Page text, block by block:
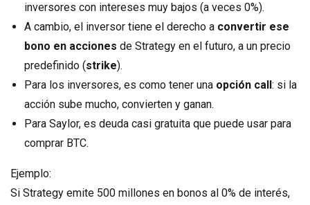
inversores con intereses muy bajos (a veces 0%).
A cambio, el inversor tiene el derecho a convertir ese
bono en acciones de Strategy en el futuro, a un precio
predefinido (strike).
Para los inversores, es como tener una opción call : si la
acción sube mucho, convierten y ganan.
Para Saylor, es deuda casi gratuita que puede usar para
comprar BTC.
Ejemplo:
Si Strategy emite 500 millones en bonos al 0% de interés,